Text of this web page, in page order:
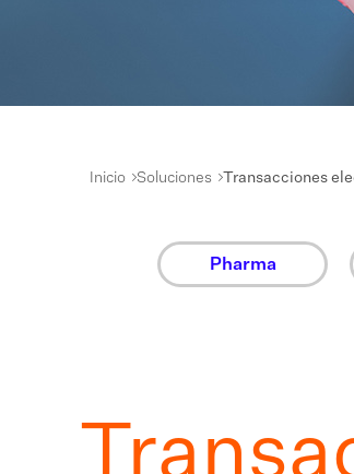
Inicio Soluciones Transacciones
Pharma